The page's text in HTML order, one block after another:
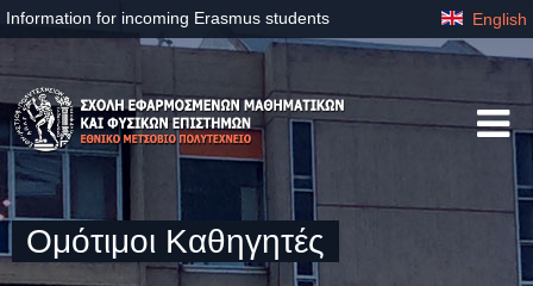
Information for incoming Erasmus students English
Ομότιμοι Καθηγητές